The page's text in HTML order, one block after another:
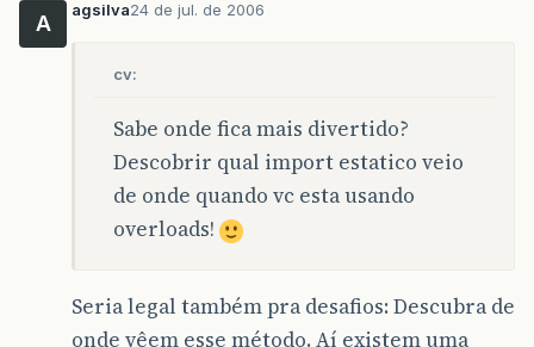
A
agsilva24 de jul. de 2006
cv:
Sabe onde fica mais divertido?
Descobrir qual import estatico veio
de onde quando vc esta usando
overloads!
Seria legal também pra desafios: Descubra de
onde vêem esse método. Aí existem uma